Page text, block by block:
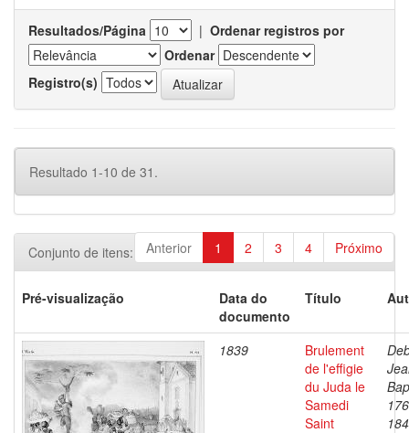
Resultados/Página | Ordenar registros por
Ordenar
Registro(s)
Resultado 1-10 de 31.
Anterior 1 2 3 4 Próximo
Conjunto de itens:
Pré-visualização
Data do
documento
Título
1839
Brulement
de l'effigie
du Juda le
Samedi
Saint